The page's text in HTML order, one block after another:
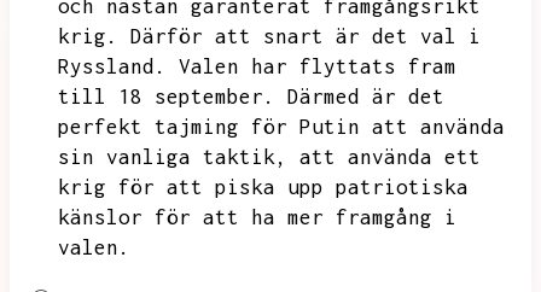
och nästan garanterat framgångsrikt
krig.
Därför att snart är det val i
Ryssland.
Valen har flyttats fram
till 18 september.
Därmed är det
perfekt tajming för Putin att använda
sin vanliga taktik,
att använda ett
krig för att piska upp patriotiska
känslor för att ha mer framgång i
valen.